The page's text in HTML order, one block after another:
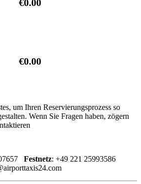
€0.00
€0.00
um Ihren Reservierungsprozess so
Wenn Sie Fragen haben, zögern
Festnetz: +49 221 25993586